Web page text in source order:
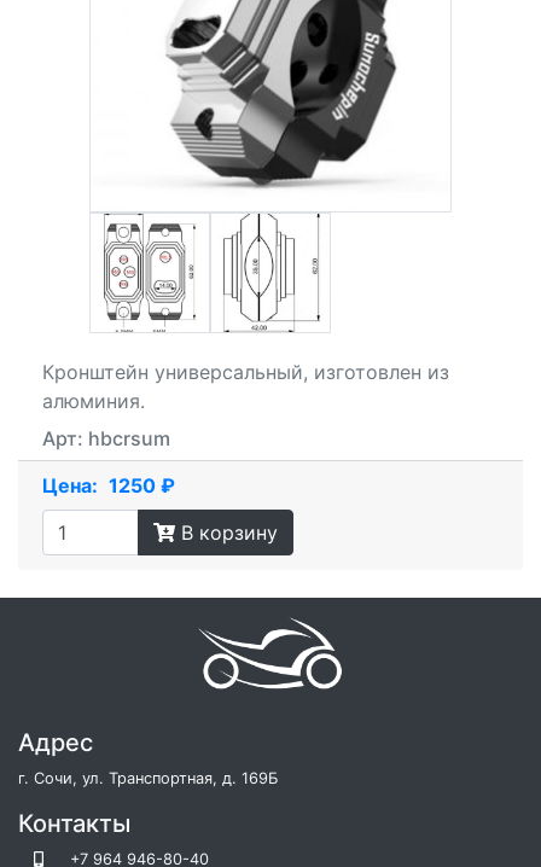
Кронштейн универсальный, изготовлен из
алюминия.
Арт: hbcrsum
Цена: 1250 ₽
В корзину
Адрес
г. Сочи, ул. Транспортная, д. 169Б
Контакты
+7 964 946-80-40